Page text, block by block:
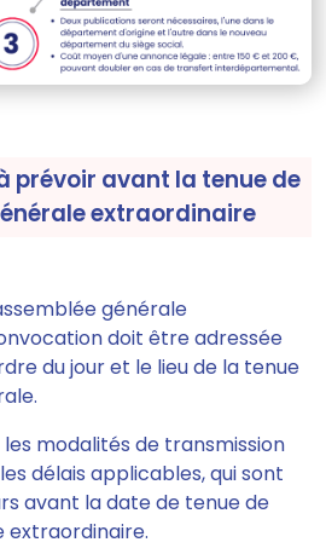
prévoir avant la tenue de
extraordinaire
générale
doit être adressée
du jour et le lieu de la tenue
modalités de transmission
délais applicables, qui sont
avant la date de tenue de
extraordinaire.